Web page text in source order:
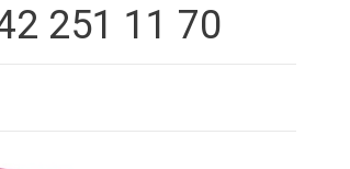
251 11 70